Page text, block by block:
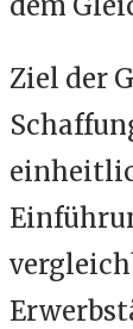
Ziel der